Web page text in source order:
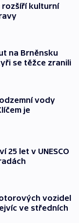
rozšíří kulturní
na Brněnsku
se těžce zranili
vody
je
25 let v UNESCO
vozidel
ve středních